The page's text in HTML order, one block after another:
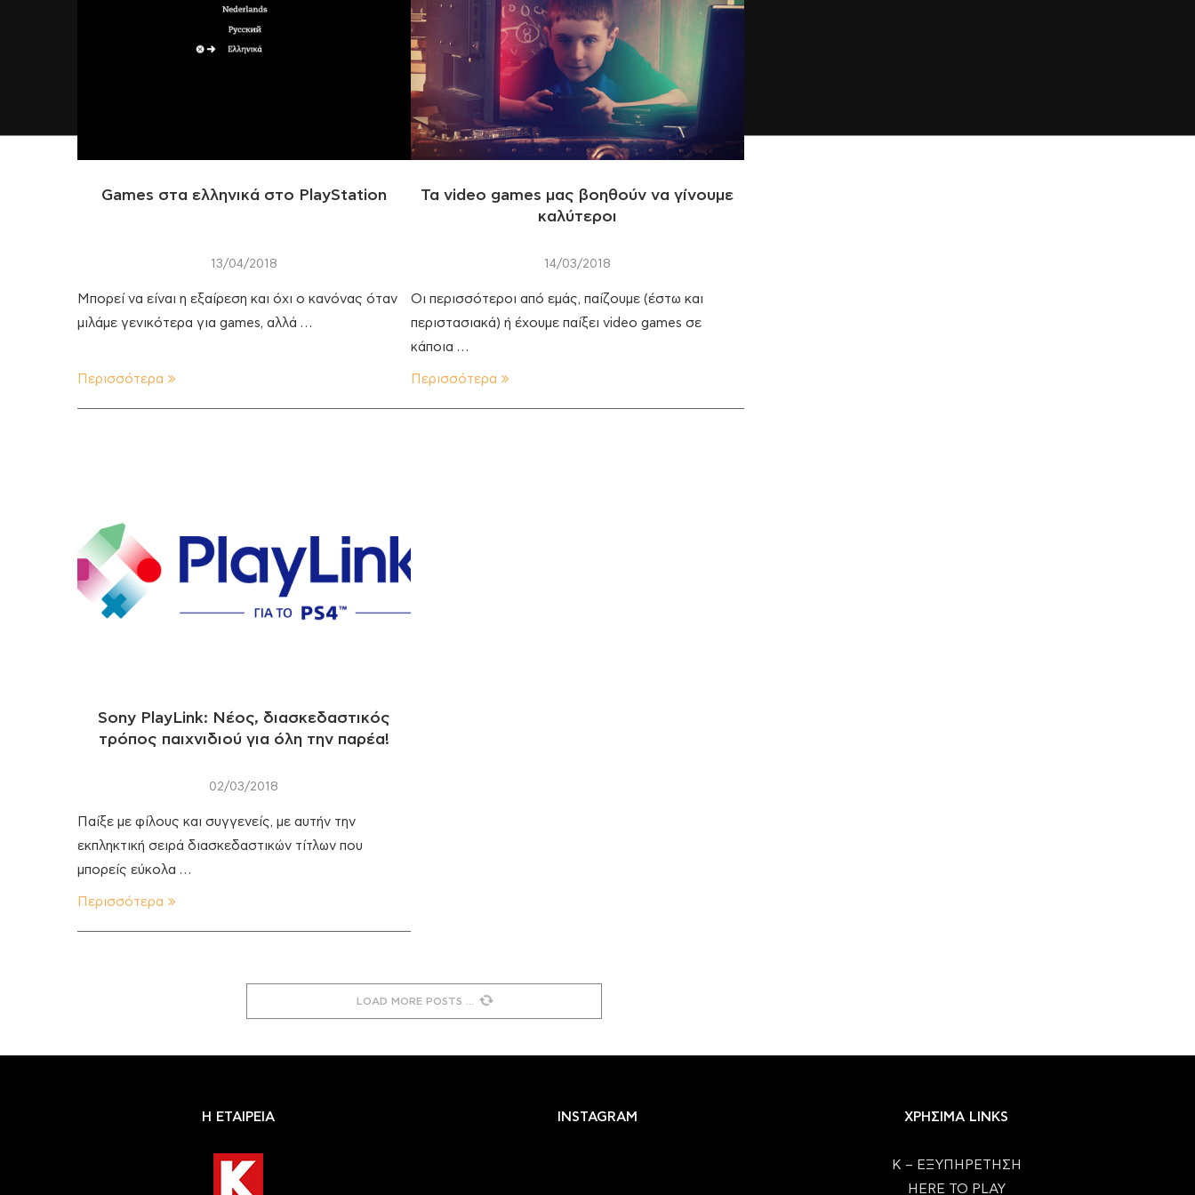
Games στα ελληνικά στο PlayStation
13/04/2018
Μπορεί να είναι η εξαίρεση και όχι ο κανόνας όταν
μιλάμε γενικότερα για games, αλλά …
Περισσότερα
Τα video games μας βοηθούν να γίνουμε
καλύτεροι
14/03/2018
Οι περισσότεροι από εμάς, παίζουμε (έστω και
περιστασιακά) ή έχουμε παίξει video games σε
κάποια …
Περισσότερα
Sony PlayLink: Νέος, διασκεδαστικός
τρόπος παιχνιδιού για όλη την παρέα!
02/03/2018
Παίξε με φίλους και συγγενείς, με αυτήν την
εκπληκτική σειρά διασκεδαστικών τίτλων που
μπορείς εύκολα …
Περισσότερα
LOAD MORE POSTS
Η ΕΤΑΙΡΕΙΑ INSTAGRAM ΧΡΗΣΙΜΑ LINKS
Κ – ΕΞΥΠΗΡΕΤΗΣΗ
HERE TO PLAY